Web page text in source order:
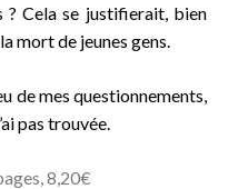
? Cela se justifierait, bien
mort de jeunes gens.
de mes questionnements,
pas trouvée.
8,20€